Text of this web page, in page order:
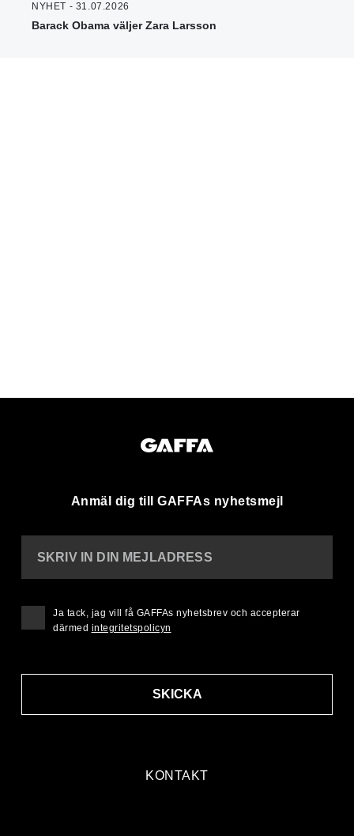
NYHET - 31.07.2026
Barack Obama väljer Zara Larsson
Anmäl dig till GAFFAs nyhetsmejl
KONTAKT
SKRIV IN DIN MEJLADRESS
SKICKA
Ja tack, jag vill få GAFFAs nyhetsbrev och accepterar
därmed integritetspolicyn